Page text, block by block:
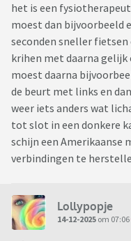
het is een
moest dan bijvoorbeeld
seconden sneller
krihen met daarna gelijk
moest daarna
de beurt met links en
weer iets anders wat
tot slot in een donkere
schijn een Amerikaanse
verbindingen te
Lollypopje
14-12-2025 om 07:06